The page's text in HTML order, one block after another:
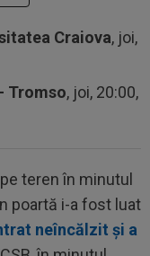
Craiova, joi,
Tromso, joi, 20:00,
teren în minutul
poartă i-a fost luat
neîncălzit și a